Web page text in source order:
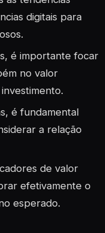
digitais para
é importante focar
no valor
é fundamental
a relação
de valor
efetivamente o
esperado.